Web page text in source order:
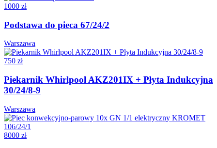
1000 zł
Podstawa do pieca 67/24/2
Warszawa
750 zł
Piekarnik Whirlpool AKZ201IX + Płyta Indukcyjna
30/24/8-9
Warszawa
8000 zł